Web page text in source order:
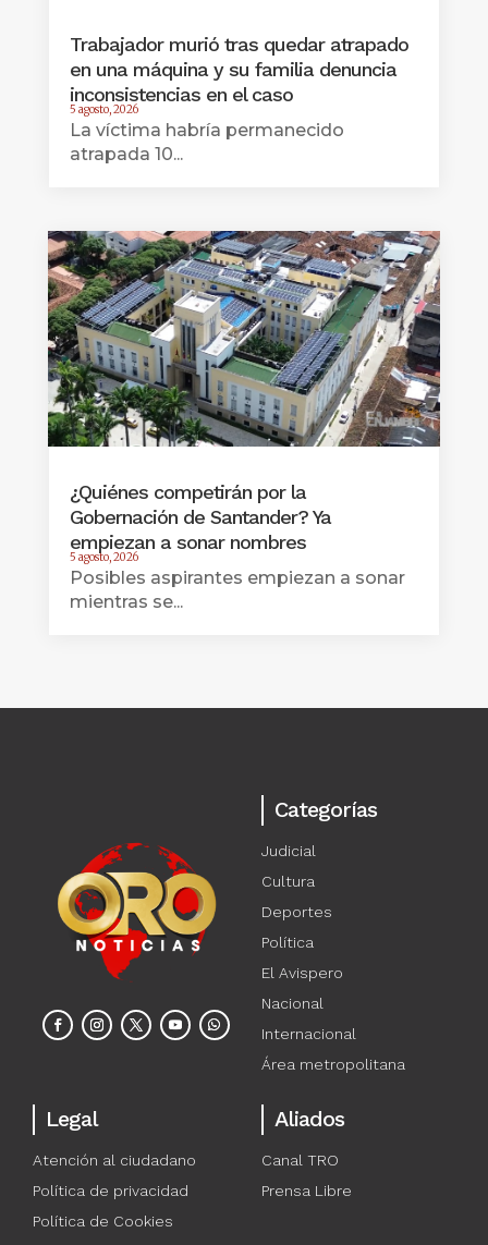
Trabajador murió tras quedar atrapado
en una máquina y su familia denuncia
inconsistencias en el caso
5 agosto, 2026
La víctima habría permanecido
atrapada 10...
¿Quiénes competirán por la
Gobernación de Santander? Ya
empiezan a sonar nombres
5 agosto, 2026
Posibles aspirantes empiezan a sonar
mientras se...
Categorías
Judicial
Cultura
Deportes
Política
El Avispero
Nacional
Internacional
Área metropolitana
Legal
Atención al ciudadano
Política de privacidad
Política de Cookies
Aliados
Canal TRO
Prensa Libre